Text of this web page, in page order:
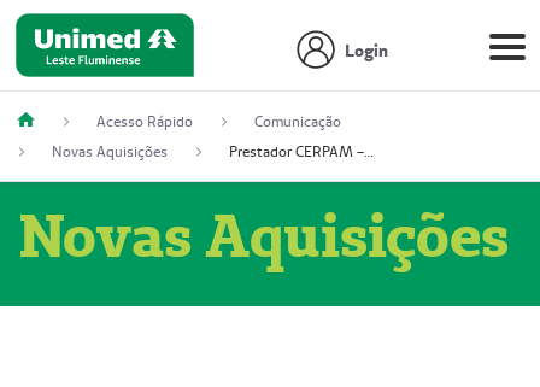
Login
Acesso Rápido
Comunicação
Novas Aquisições
Prestador CERPAM – Centro de Reabilitação S/S Ltda-ME (52004274-8)
Novas Aquisições